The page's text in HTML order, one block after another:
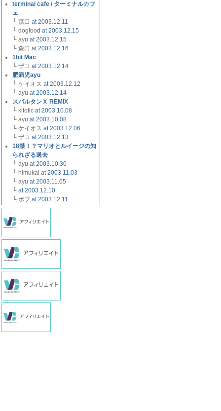
terminal cafe / ターミナルカフ
ェ
└ 森口 at 2003.12.11
└ dogfood at 2003.12.15
└ ayu at 2003.12.15
└ 森口 at 2003.12.16
1bit Mac
└ ザコ at 2003.12.14
肥満児ayu
└ ケイオス at 2003.12.12
└ ayu at 2003.12.14
スパルタンＸ REMIX
└ kitotic at 2003.10.08
└ ayu at 2003.10.08
└ ケイオス at 2003.12.06
└ ザコ at 2003.12.13
18禁！？マリオとルイージの知
られざる過去
└ ayu at 2003.10.30
└ himukai at 2003.11.03
└ ayu at 2003.11.05
└ at 2003.12.10
└ ボブ at 2003.12.11